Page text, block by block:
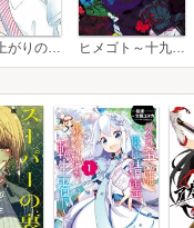
恋は雨上がりのように ヒメゴト～十九歳の制服～